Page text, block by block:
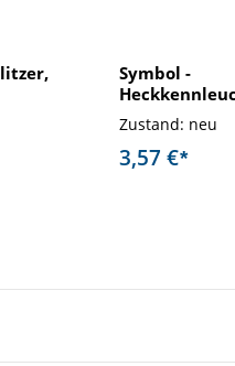
Symbol -
Zustand: neu
3,57 €*